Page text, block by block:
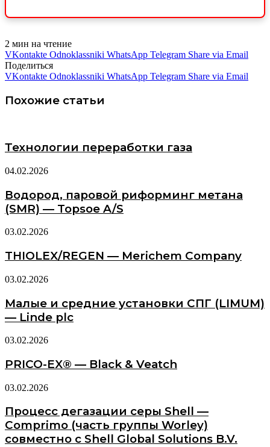
2 мин на чтение
VKontakte Odnoklassniki WhatsApp Telegram Share via Email
Поделиться
VKontakte Odnoklassniki WhatsApp Telegram Share via Email
Похожие статьи
Технологии переработки газа
04.02.2026
Водород, паровой риформинг метана
(SMR) — Topsoe A/S
03.02.2026
THIOLEX/REGEN — Merichem Company
03.02.2026
Малые и средние установки СПГ (LIMUM)
— Linde plc
03.02.2026
PRICO-EX® — Black & Veatch
03.02.2026
Процесс дегазации серы Shell —
Comprimo (часть группы Worley)
совместно с Shell Global Solutions B.V.